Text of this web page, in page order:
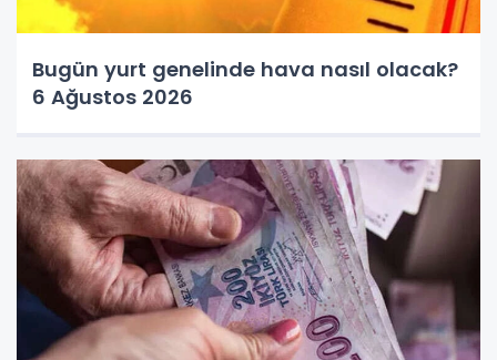
Bugün yurt genelinde hava nasıl olacak?
6 Ağustos 2026